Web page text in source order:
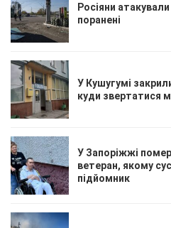
Росіяни
поранені
У Кушугумі
куди звертатися
У Запоріжжі
ветеран, якому
підйомник